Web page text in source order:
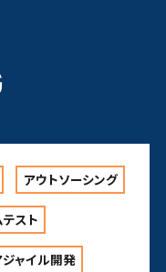
アウトソーシング
スト
ジャイル開発